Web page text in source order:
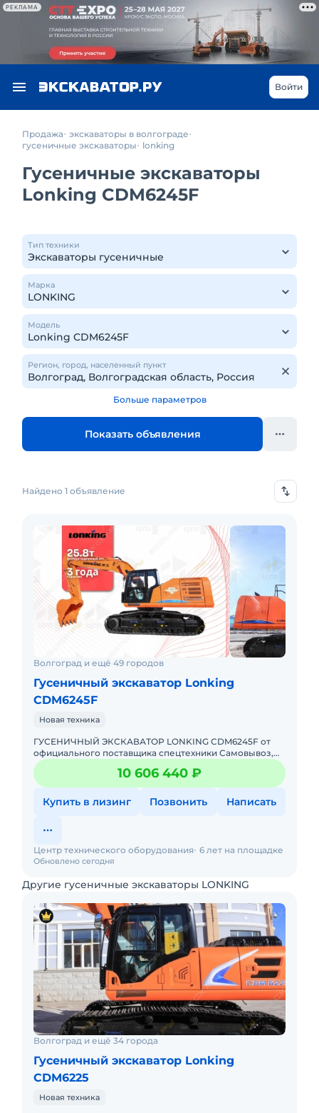
РЕКЛАМА
Войти
Продажа экскаваторы в волгограде
гусеничные экскаваторы
lonking
Гусеничные экскаваторы
Lonking CDM6245F
Тип техники
Марка
Модель
Регион, город, населенный пункт
Больше параметров
Показать объявления
Найдено 1 объявление
Волгоград и ещё 49 городов
Гусеничный экскаватор Lonking
CDM6245F
Новая техника
ГУСЕНИЧНЫЙ ЭКСКАВАТОР LONKING CDM6245F от
официального поставщика спецтехники Самовывоз,
доставка в любой регион РФ Гарантия, сервис и
10 606 440 ₽
Купить в лизинг Позвонить Написать
Обновлено сегодня
Центр технического оборудования 6 лет на площадке
Другие гусеничные экскаваторы LONKING
Волгоград и ещё 34 города
Гусеничный экскаватор Lonking
CDM6225
Новая техника